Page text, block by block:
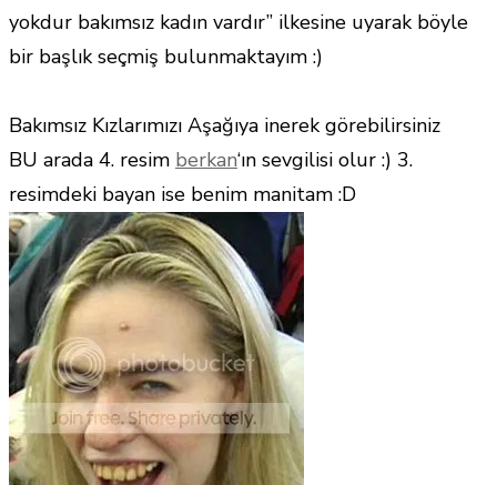
yokdur bakımsız kadın vardır” ilkesine uyarak böyle
bir başlık seçmiş bulunmaktayım :)
Bakımsız Kızlarımızı Aşağıya inerek görebilirsiniz
BU arada 4. resim berkan‘ın sevgilisi olur :) 3.
resimdeki bayan ise benim manitam :D